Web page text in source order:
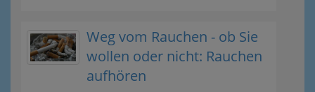
Weg vom Rauchen - ob Sie
wollen oder nicht: Rauchen
aufhören